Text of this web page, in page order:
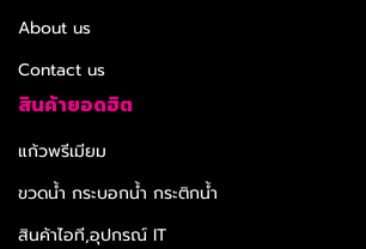
About us
Contact us
สินค้ายอดฮิต
แก้วพรีเมียม
ขวดน้ำ กระบอกน้ำ กระติกน้ำ
สินค้าไอที,อุปกรณ์ IT